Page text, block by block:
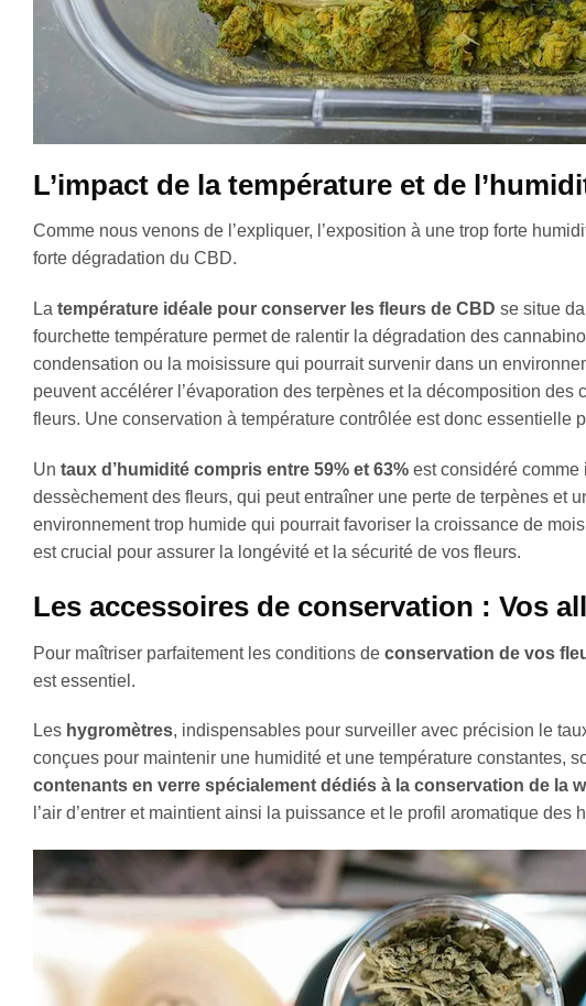
L’impact de la température et de
Comme nous venons de l’expliquer, l’exposition à une trop forte
forte dégradation du CBD.
La température idéale pour conserver les fleurs de CBD se situe
fourchette température permet de ralentir la dégradation des
condensation ou la moisissure qui pourrait survenir dans un
peuvent accélérer l’évaporation des terpènes et la décomposition des
fleurs. Une conservation à température contrôlée est donc essentielle
Un taux d’humidité compris entre 59% et 63% est considéré comme
dessèchement des fleurs, qui peut entraîner une perte de terpènes et
environnement trop humide qui pourrait favoriser la croissance de
est crucial pour assurer la longévité et la sécurité de vos fleurs.
Les accessoires de conservation : Vos
Pour maîtriser parfaitement les conditions de conservation de vos
est essentiel.
Les hygromètres, indispensables pour surveiller avec précision le
conçues pour maintenir une humidité et une température constantes,
contenants en verre spécialement dédiés à la conservation de la
l’air d’entrer et maintient ainsi la puissance et le profil aromatique des